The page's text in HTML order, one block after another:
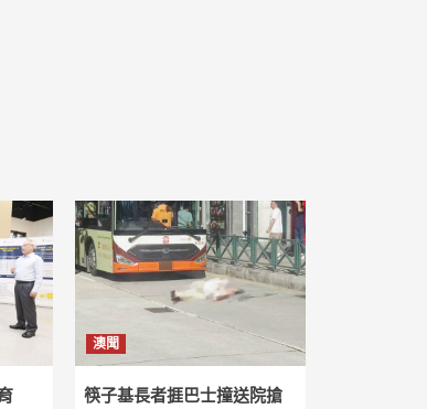
澳聞
筷子基長者捱巴士撞送院搶